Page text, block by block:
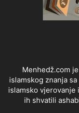
Menhedž.com
islamskog znanja
islamsko vjerovanje
ih shvatili